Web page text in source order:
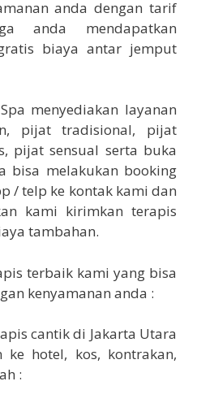
anda dengan tarif
anda mendapatkan
biaya antar jemput
menyediakan layanan
pijat tradisional, pijat
pijat sensual serta buka
bisa melakukan booking
/ telp ke kontak kami dan
kami kirimkan terapis
tambahan.
terbaik kami yang bisa
kenyamanan anda :
cantik di Jakarta Utara
hotel, kos, kontrakan,
: